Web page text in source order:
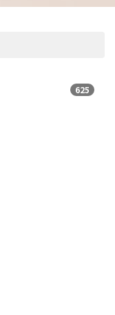
625